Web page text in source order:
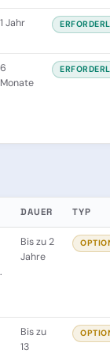
1 Jahr
6
Monate
DAUER TYP
Bis zu 2
Jahre
Bis zu
13